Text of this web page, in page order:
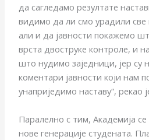
да сагледамо резултате
видимо да ли смо урадили
али и да јавности покажемо
врста двоструке контроле, и
што нудимо заједници, јер су
коментари јавности који нам
унаприједимо наставу“, рекао
Паралелно с тим, Академија
нове генерације студената.